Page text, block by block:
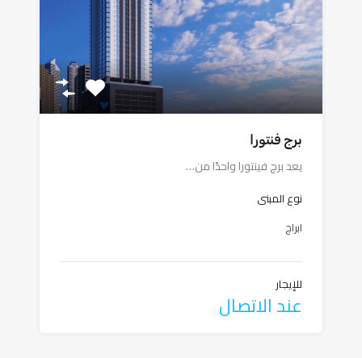
برج فنتورا
يعد برج فينتورا واحدًا من…
نوع المبنى
ابراج
للإيجار
عند الاتصال